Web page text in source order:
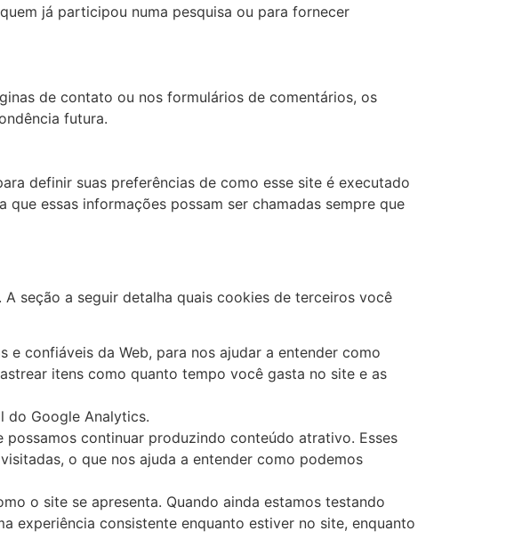
já participou numa pesquisa ou para fornecer
de contato ou nos formulários de comentários, os
futura.
definir suas preferências de como esse site é executado
essas informações possam ser chamadas sempre que
seção a seguir detalha quais cookies de terceiros você
e confiáveis ​​da Web, para nos ajudar a entender como
itens como quanto tempo você gasta no site e as
do Google Analytics.
continuar produzindo conteúdo atrativo. Esses
o que nos ajuda a entender como podemos
o site se apresenta. Quando ainda estamos testando
experiência consistente enquanto estiver no site, enquanto